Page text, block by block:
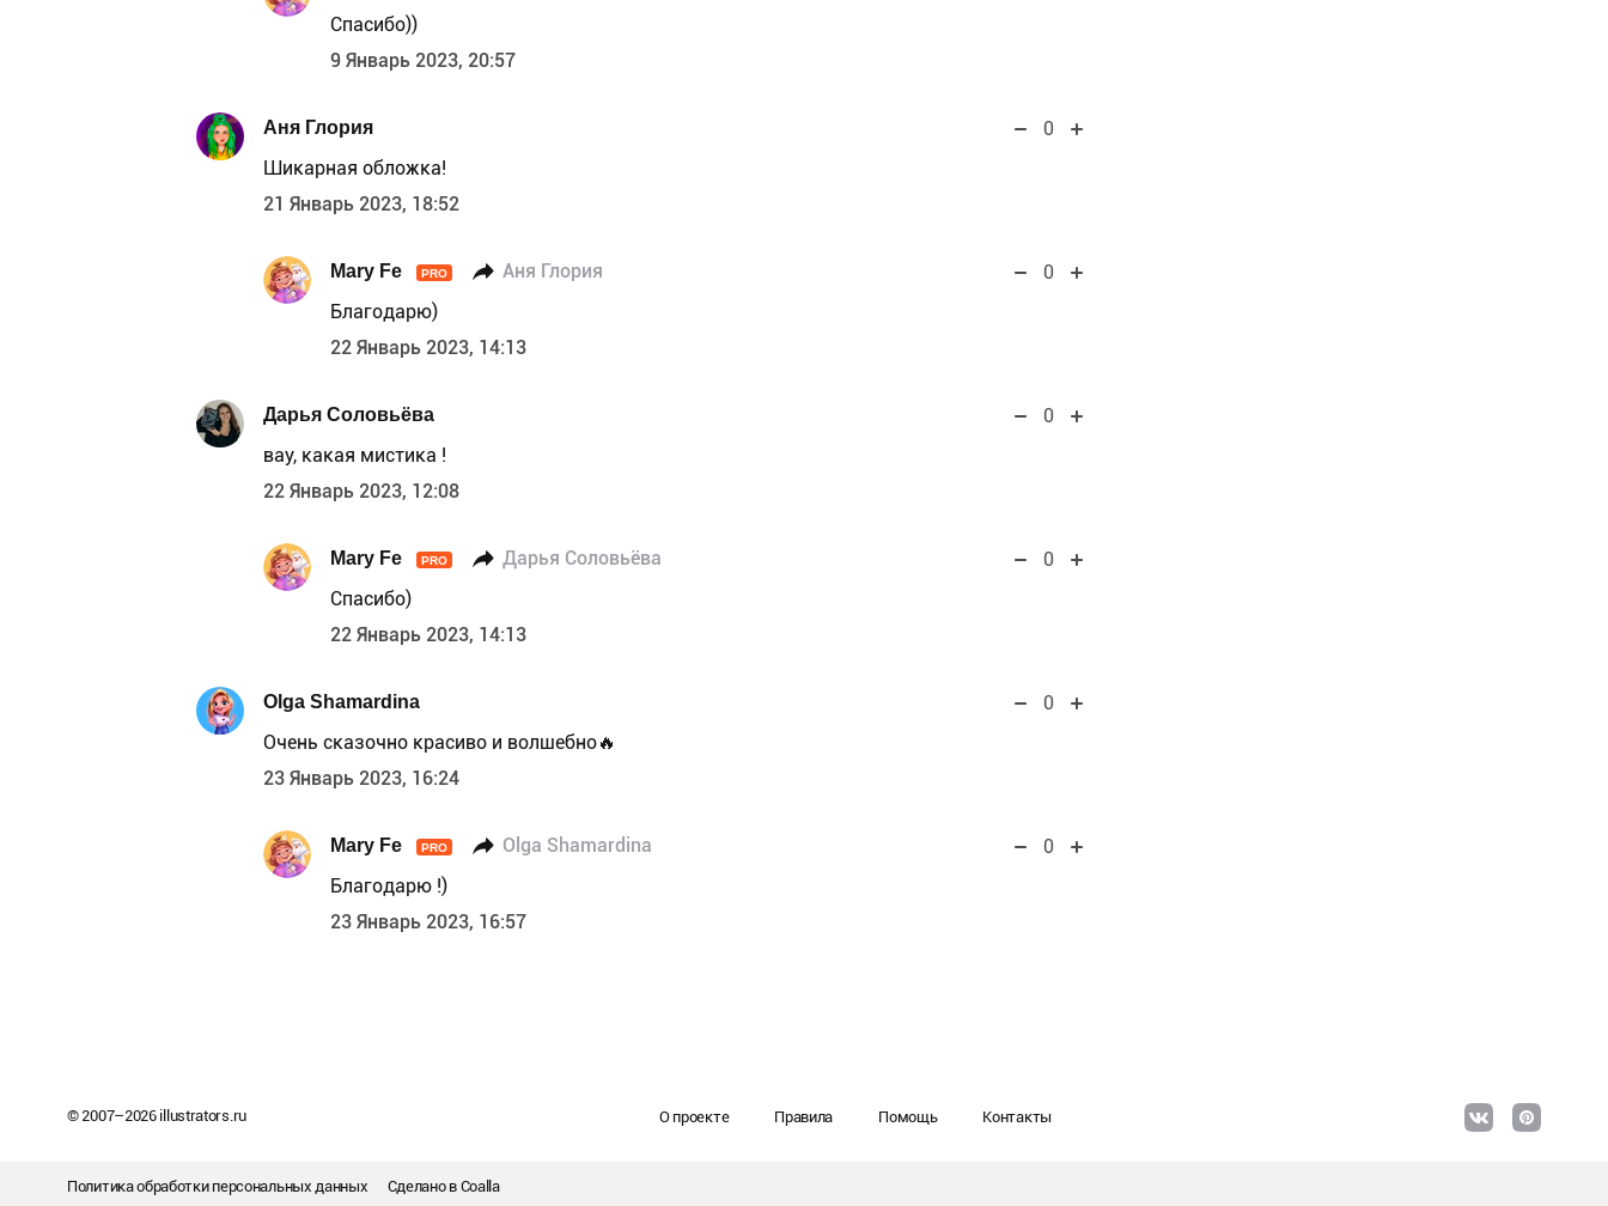
Спасибо))
9 Январь 2023, 20:57
Аня Глория
0
Шикарная обложка!
21 Январь 2023, 18:52
Mary Fe PRO Аня Глория
0
Благодарю)
22 Январь 2023, 14:13
Дарья Соловьёва
0
вау, какая мистика !
22 Январь 2023, 12:08
Mary Fe PRO Дарья Соловьёва
0
Спасибо)
22 Январь 2023, 14:13
Olga Shamardina
0
Очень сказочно красиво и волшебно🔥
23 Январь 2023, 16:24
Mary Fe PRO Olga Shamardina
0
Благодарю !)
23 Январь 2023, 16:57
© 2007–2026illustrators.ru О проекте Правила Помощь Контакты
Политика обработки персональных данных Сделано в Coalla